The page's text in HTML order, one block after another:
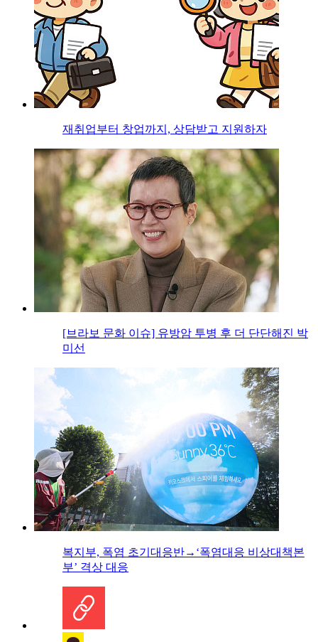
재취업부터 창업까지, 상담받고 지원하자
[브라보 문화 이슈] 유방암 투병 후 더 단단해진 박
미선
복지부, 폭염 초기대응반→‘폭염대응 비상대책본
부’ 격상 대응